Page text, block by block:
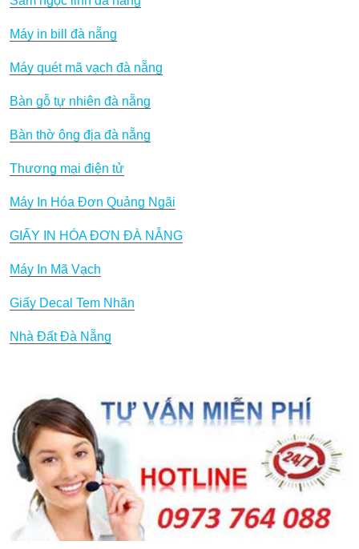
Máy in bill đà nẵng
Máy quét mã vạch đà nẵng
Bàn gỗ tự nhiên đà nẵng
Bàn thờ ông địa đà nẵng
Thương mại điện tử
Máy In Hóa Đơn Quảng Ngãi
GIẤY IN HÓA ĐƠN ĐÀ NẴNG
Máy In Mã Vạch
Giấy Decal Tem Nhãn
Nhà Đất Đà Nẵng